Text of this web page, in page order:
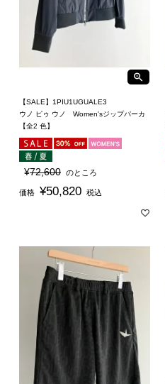
【SALE】1PIU1UGUALE3
ウノ ピゥ ウノ Women'sジップパーカ
【全2 色】
¥72,600 のところ
価格 ¥50,820 税込